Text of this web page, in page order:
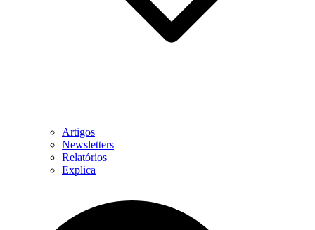
Artigos
Newsletters
Relatórios
Explica